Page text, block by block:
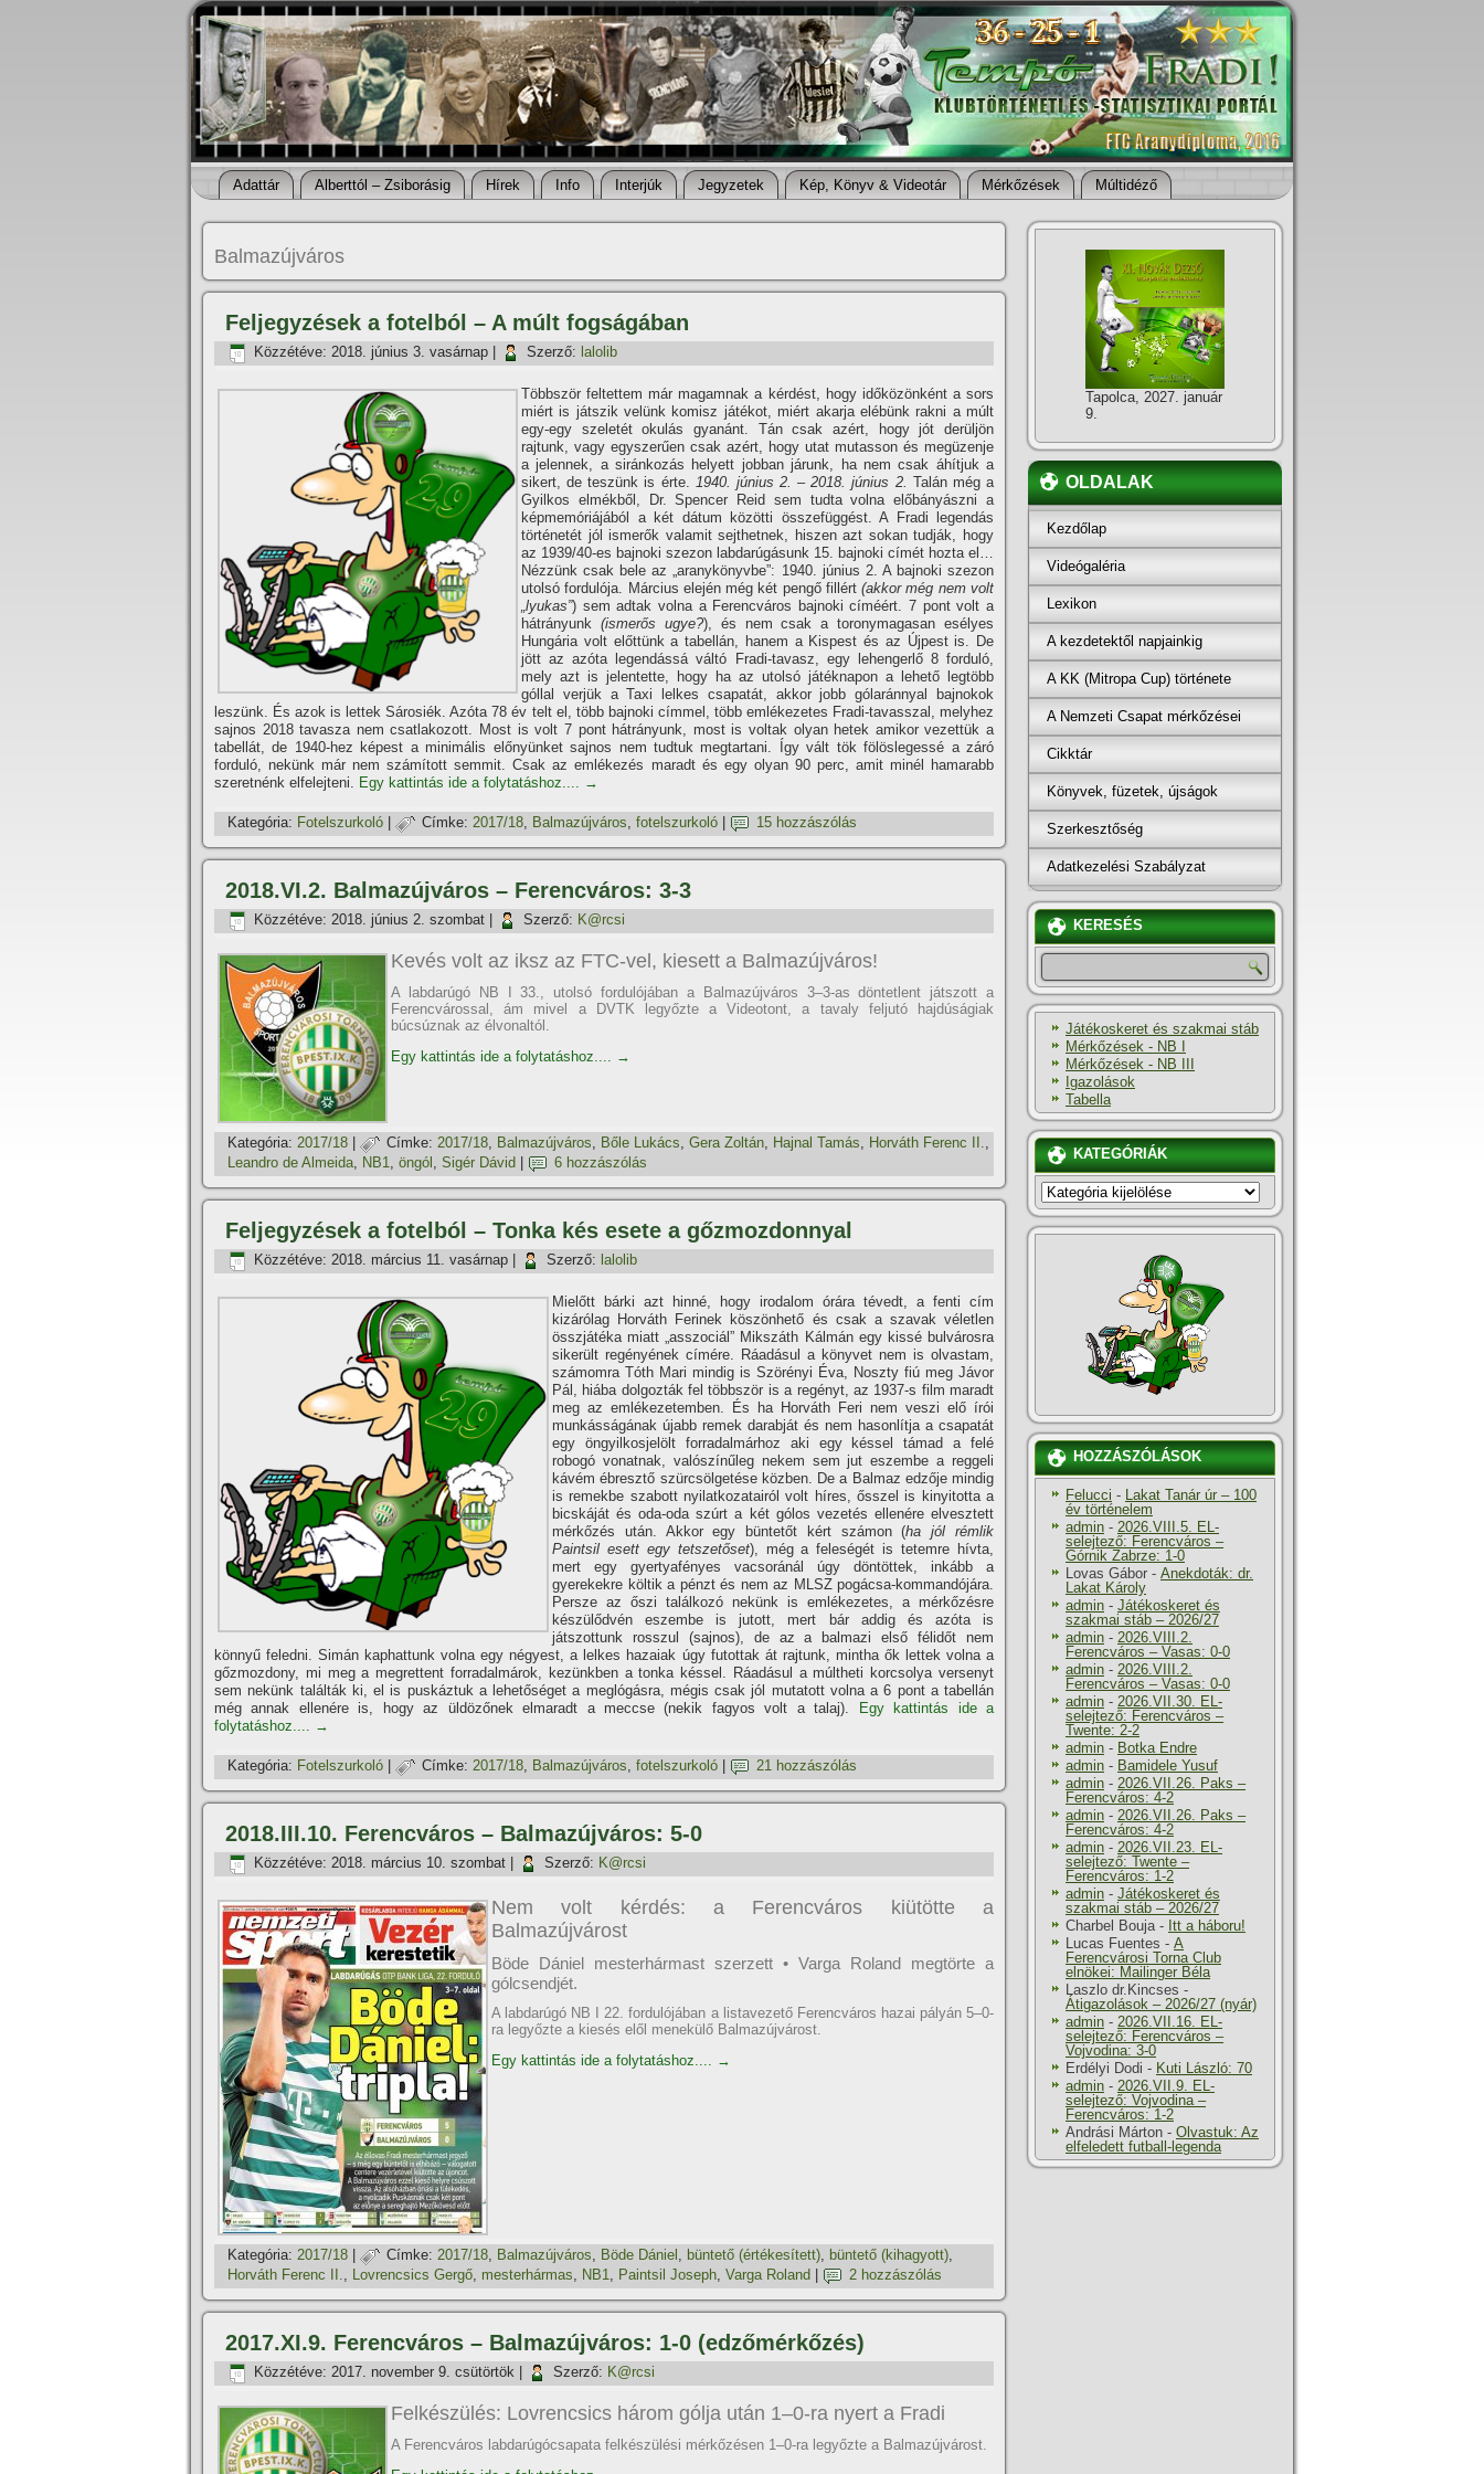
Adattár Alberttól – Zsiborásig Hí­rek Info Interjúk Jegyzetek Kép, Könyv & Videotár Mérkőzések Múltidéző
Balmazújváros
Feljegyzések a fotelból – A múlt fogságában
Közzétéve: 2018. június 3. vasárnap Szerző: lalolib
Többször feltettem már magamnak a kérdést, hogy időközönként a sors
miért is játszik velünk komisz játékot, miért akarja elébünk rakni a múlt
egy-egy szeletét okulás gyanánt. Tán csak azért, hogy jót derüljön
rajtunk, vagy egyszerűen csak azért, hogy utat mutasson és megüzenje
a jelennek, a siránkozás helyett jobban járunk, ha nem csak áhí­tjuk a
sikert, de teszünk is érte. 1940. június 2. – 2018. június 2. Talán még a
Gyilkos elmékből, Dr. Spencer Reid sem tudta volna előbányászni a
képmemóriájából a két dátum közötti összefüggést. A Fradi legendás
történetét jól ismerők valamit sejthetnek, hiszen azt sokan tudják, hogy
az 1939/40-es bajnoki szezon labdarúgásunk 15. bajnoki cí­mét hozta el…
Nézzünk csak bele az „aranykönyvbe”: 1940. június 2. A bajnoki szezon
utolsó fordulója. Március elején még két pengő fillért(akkor még nem volt
„lyukas”) sem adtak volna a Ferencváros bajnoki cí­méért. 7 pont volt a
hátrányunk (ismerős ugye?), és nem csak a toronymagasan esélyes
Hungária volt előttünk a tabellán, hanem a Kispest és az Újpest is. De
jött az azóta legendássá váltó Fradi-tavasz, egy lehengerlő 8 forduló,
mely azt is jelentette, hogy ha az utolsó játéknapon a lehető legtöbb
góllal verjük a Taxi lelkes csapatát, akkor jobb gólaránnyal bajnokok
leszünk. És azok is lettek Sárosiék. Azóta 78 év telt el, több bajnoki cí­mmel, több emlékezetes Fradi-tavasszal, melyhez
sajnos 2018 tavasza nem csatlakozott. Most is volt 7 pont hátrányunk, most is voltak olyan hetek amikor vezettük a
tabellát, de 1940-hez képest a minimális előnyünket sajnos nem tudtuk megtartani. Így vált tök fölöslegessé a záró
forduló, nekünk már nem számí­tott semmit. Csak az emlékezés maradt és egy olyan 90 perc, amit minél hamarabb
szeretnénk elfelejteni. Egy kattintás ide a folytatáshoz.... →
Kategória: Fotelszurkoló Címke: 2017/18, Balmazújváros, fotelszurkoló 15 hozzászólás
2018.VI.2. Balmazújváros – Ferencváros: 3-3
Közzétéve: 2018. június 2. szombat Szerző: K@rcsi
Kevés volt az iksz az FTC-vel, kiesett a Balmazújváros!
A labdarúgó NB I 33., utolsó fordulójában a Balmazújváros 3–3-as döntetlent játszott a
Ferencvárossal, ám mivel a DVTK legyőzte a Videotont, a tavaly feljutó hajdúságiak
búcsúznak az élvonaltól.
Egy kattintás ide a folytatáshoz.... →
Kategória: 2017/18 Címke: 2017/18, Balmazújváros, Bőle Lukács, Gera Zoltán, Hajnal Tamás, Horváth Ferenc II.,
Leandro de Almeida, NB1, öngól , Sigér Dávid 6 hozzászólás
Feljegyzések a fotelból – Tonka kés esete a gőzmozdonnyal
Közzétéve: 2018. március 11. vasárnap Szerző: lalolib
Mielőtt bárki azt hinné, hogy irodalom órára tévedt, a fenti cí­m
kizárólag Horváth Ferinek köszönhető és csak a szavak véletlen
összjátéka miatt „asszociál” Mikszáth Kálmán egy kissé bulvárosra
sikerült regényének cí­mére. Ráadásul a könyvet nem is olvastam,
számomra Tóth Mari mindig is Szörényi Éva, Noszty fiú meg Jávor
Pál, hiába dolgozták fel többször is a regényt, az 1937-s film maradt
meg az emlékezetemben. És ha Horváth Feri nem veszi elő í­rói
munkásságának újabb remek darabját és nem hasonlí­tja a csapatát
egy öngyilkosjelölt forradalmárhoz aki egy késsel támad a felé
robogó vonatnak, valószí­nűleg nekem sem jut eszembe a reggeli
kávém ébresztő szürcsölgetése közben. De a Balmaz edzője mindig
is remekbe szabott nyilatkozatairól volt hí­res, ősszel is kinyitotta a
bicskáját és oda-oda szúrt a két gólos vezetés ellenére elvesztett
mérkőzés után. Akkor egy büntetőt kért számon (ha jól rémlik
Paintsil esett egy tetszetőset), még a feleségét is tetemre hí­vta,
mert egy gyertyafényes vacsoránál úgy döntöttek, inkább a
gyerekekre költik a pénzt és nem az MLSZ pogácsa-kommandójára.
Persze az őszi találkozó nekünk is emlékezetes, a mérkőzésre
készülődvén eszembe is jutott, mert bár addig és azóta is
játszottunk rosszul (sajnos), de az a balmazi első félidőt nem
könnyű feledni. Simán kaphattunk volna egy négyest, a lelkes hazaiak úgy futottak át rajtunk, mintha ők lettek volna a
gőzmozdony, mi meg a megrettent forradalmárok, kezünkben a tonka késsel. Ráadásul a múltheti korcsolya versenyt
sem nekünk találták ki, el is puskáztuk a lehetőséget a meglógásra, mégis csak jól mutatott volna a 6 pont a tabellán
még annak ellenére is, hogy az üldözőnek elmaradt a meccse (nekik fagyos volt a talaj).
Egy kattintás ide a
folytatáshoz.... →
Kategória: Fotelszurkoló Címke: 2017/18, Balmazújváros, fotelszurkoló 21 hozzászólás
2018.III.10. Ferencváros – Balmazújváros: 5-0
Közzétéve: 2018. március 10. szombat Szerző: K@rcsi
Nem volt kérdés: a Ferencváros kiütötte a
Balmazújvárost
Böde Dániel mesterhármast szerzett • Varga Roland megtörte a
gólcsendjét.
A labdarúgó NB I 22. fordulójában a listavezető Ferencváros hazai pályán 5–0-
ra legyőzte a kiesés elől menekülő Balmazújvárost.
Egy kattintás ide a folytatáshoz.... →
Kategória: 2017/18 Címke: 2017/18, Balmazújváros, Böde Dániel , büntető (értékesí­tett), büntető (kihagyott),
Horváth Ferenc II., Lovrencsics Gergő, mesterhármas, NB1, Paintsil Joseph, Varga Roland 2 hozzászólás
2017.XI.9. Ferencváros – Balmazújváros: 1-0 (edzőmérkőzés)
Közzétéve: 2017. november 9. csütörtök Szerző: K@rcsi
Felkészülés: Lovrencsics három gólja után 1–0-ra nyert a Fradi
A Ferencváros labdarúgócsapata felkészülési mérkőzésen 1–0-ra legyőzte a Balmazújvárost.
Tapolca, 2027. január
9.
OLDALAK
Kezdőlap
Videógaléria
Lexikon
A kezdetektől napjainkig
A KK (Mitropa Cup) története
A Nemzeti Csapat mérkőzései
Cikktár
Könyvek, füzetek, újságok
Szerkesztőség
Adatkezelési Szabályzat
KERESÉS
Játékoskeret és szakmai stáb
Mérkőzések - NB I
Mérkőzések - NB III
Igazolások
Tabella
KATEGÓRIÁK
KATEGÓRIÁK
HOZZÁSZÓLÁSOK
Felucci - Lakat Tanár úr – 100
év történelem
admin - 2026.VIII.5. EL-
selejtező: Ferencváros –
Górnik Zabrze: 1-0
Lovas Gábor - Anekdoták: dr.
Lakat Károly
admin - Játékoskeret és
szakmai stáb – 2026/27
admin - 2026.VIII.2.
Ferencváros – Vasas: 0-0
admin - 2026.VIII.2.
Ferencváros – Vasas: 0-0
admin - 2026.VII.30. EL-
selejtező: Ferencváros –
Twente: 2-2
admin - Botka Endre
admin - Bamidele Yusuf
admin - 2026.VII.26. Paks –
Ferencváros: 4-2
admin - 2026.VII.26. Paks –
Ferencváros: 4-2
admin - 2026.VII.23. EL-
selejtező: Twente –
Ferencváros: 1-2
admin - Játékoskeret és
szakmai stáb – 2026/27
Charbel Bouja- Itt a háboru!
Lucas Fuentes - A
Ferencvárosi Torna Club
elnökei: Mailinger Béla
Laszlo dr.Kincses -
Átigazolások – 2026/27 (nyár)
admin - 2026.VII.16. EL-
selejtező: Ferencváros –
Vojvodina: 3-0
Erdélyi Dodi - Kuti László: 70
admin - 2026.VII.9. EL-
selejtező: Vojvodina –
Ferencváros: 1-2
Andrási Márton - Olvastuk: Az
elfeledett futball-legenda